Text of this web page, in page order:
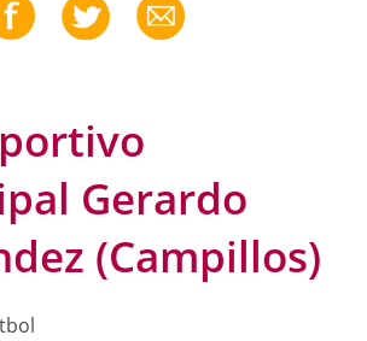
Gerardo
(Campillos)